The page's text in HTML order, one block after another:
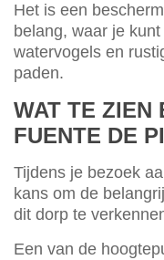
Het is een
belang, waar je
watervogels en
paden.
WAT TE ZIEN
FUENTE DE
Tijdens je bezoek
kans om de
dit dorp te
Een van de